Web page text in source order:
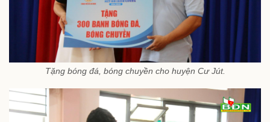
Tặng bóng đá, bóng chuyền cho huyện Cư Jút.